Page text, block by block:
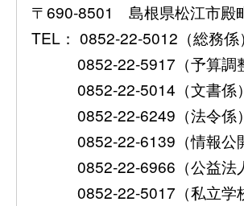
〒690-8501 島根県松江市殿
TEL： 0852-22-5012（総務係）
0852-22-5917（予算調整
0852-22-5014（文書係）
0852-22-6249（法令係）
0852-22-6139（情報公開
0852-22-6966（公益法人
0852-22-5017（私立学校